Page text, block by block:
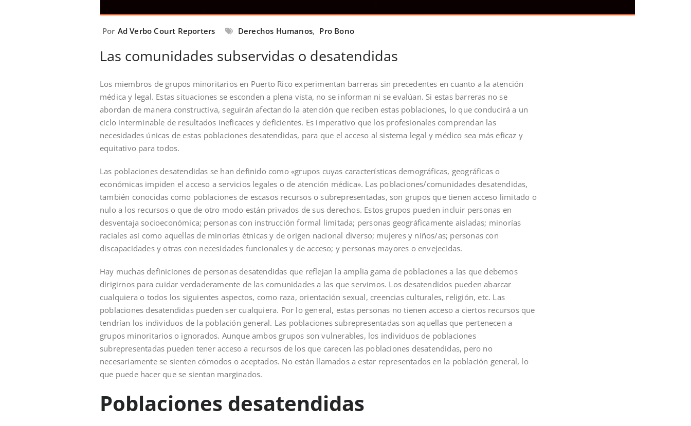
Por Ad Verbo Court Reporters Derechos Humanos, Pro Bono
Las comunidades subservidas o desatendidas
Los miembros de grupos minoritarios en Puerto Rico experimentan barreras sin precedentes en cuanto a la atención
médica y legal. Estas situaciones se esconden a plena vista, no se informan ni se evalúan. Si estas barreras no se
abordan de manera constructiva, seguirán afectando la atención que reciben estas poblaciones, lo que conducirá a un
ciclo interminable de resultados ineficaces y deficientes. Es imperativo que los profesionales comprendan las
necesidades únicas de estas poblaciones desatendidas, para que el acceso al sistema legal y médico sea más eficaz y
equitativo para todos.
Las poblaciones desatendidas se han definido como «grupos cuyas características demográficas, geográficas o
económicas impiden el acceso a servicios legales o de atención médica». Las poblaciones/comunidades desatendidas,
también conocidas como poblaciones de escasos recursos o subrepresentadas, son grupos que tienen acceso limitado o
nulo a los recursos o que de otro modo están privados de sus derechos. Estos grupos pueden incluir personas en
desventaja socioeconómica; personas con instrucción formal limitada; personas geográficamente aisladas; minorías
raciales así como aquellas de minorías étnicas y de origen nacional diverso; mujeres y niños/as; personas con
discapacidades y otras con necesidades funcionales y de acceso; y personas mayores o envejecidas.
Hay muchas definiciones de personas desatendidas que reflejan la amplia gama de poblaciones a las que debemos
dirigirnos para cuidar verdaderamente de las comunidades a las que servimos. Los desatendidos pueden abarcar
cualquiera o todos los siguientes aspectos, como raza, orientación sexual, creencias culturales, religión, etc. Las
poblaciones desatendidas pueden ser cualquiera. Por lo general, estas personas no tienen acceso a ciertos recursos que
tendrían los individuos de la población general. Las poblaciones subrepresentadas son aquellas que pertenecen a
grupos minoritarios o ignorados. Aunque ambos grupos son vulnerables, los individuos de poblaciones
subrepresentadas pueden tener acceso a recursos de los que carecen las poblaciones desatendidas, pero no
necesariamente se sienten cómodos o aceptados. No están llamados a estar representados en la población general, lo
que puede hacer que se sientan marginados.
Poblaciones desatendidas